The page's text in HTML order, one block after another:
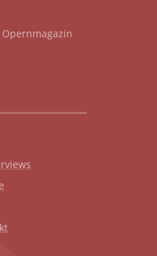
Opernmagazin